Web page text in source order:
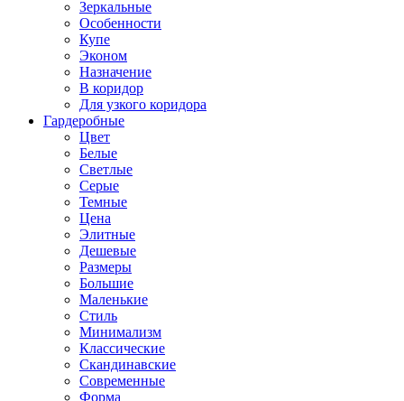
Зеркальные
Особенности
Купе
Эконом
Назначение
В коридор
Для узкого коридора
Гардеробные
Цвет
Белые
Светлые
Серые
Темные
Цена
Элитные
Дешевые
Размеры
Большие
Маленькие
Стиль
Минимализм
Классические
Скандинавские
Современные
Форма